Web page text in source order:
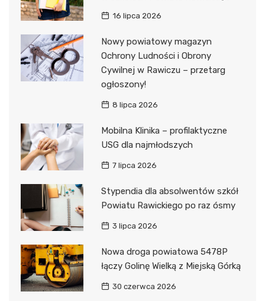
16 lipca 2026
Nowy powiatowy magazyn
Ochrony Ludności i Obrony
Cywilnej w Rawiczu – przetarg
ogłoszony!
8 lipca 2026
Mobilna Klinika – profilaktyczne
USG dla najmłodszych
7 lipca 2026
Stypendia dla absolwentów szkół
Powiatu Rawickiego po raz ósmy
3 lipca 2026
Nowa droga powiatowa 5478P
łączy Golinę Wielką z Miejską Górką
30 czerwca 2026